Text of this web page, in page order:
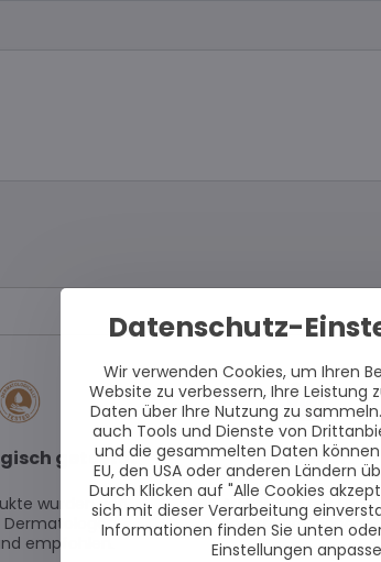
getestet
wurden von
empfohlen.
Auf Lager
Alle Artikel sind auf
sofort
Datenschutz-
Wir verwenden Cookies, um Ihren
Website zu verbessern, Ihre Leistung
Daten über Ihre Nutzung zu
auch Tools und Dienste von
und die gesammelten Daten
EU, den USA oder anderen Ländern
Durch Klicken auf "Alle Cookies
sich mit dieser Verarbeitung
Informationen finden Sie unten
Einstellungen